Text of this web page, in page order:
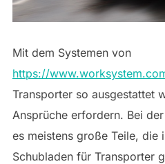
Mit dem Systemen von
https://
Transporter so ausgestattet
Ansprüche erfordern. Bei
es meistens große Teile, die
Schubladen für Transporter